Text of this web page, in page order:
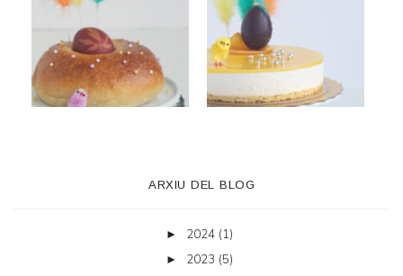
ARXIU DEL BLOG
► 2024 (1)
► 2023 (5)